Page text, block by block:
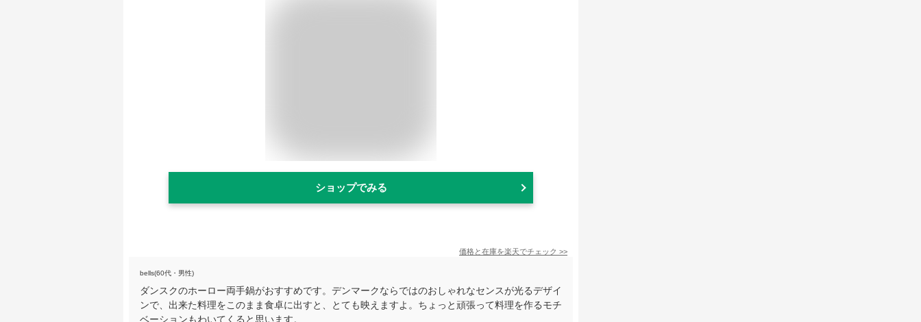
ショップでみる
価格と在庫を楽天でチェック >>
bells(60代・男性)
ダンスクのホーロー両手鍋がおすすめです。デンマークならではのおしゃれなセンスが光るデザイ
ンで、出来た料理をこのまま食卓に出すと、とても映えますよ。ちょっと頑張って料理を作るモチ
ベーションもわいてくると思います。